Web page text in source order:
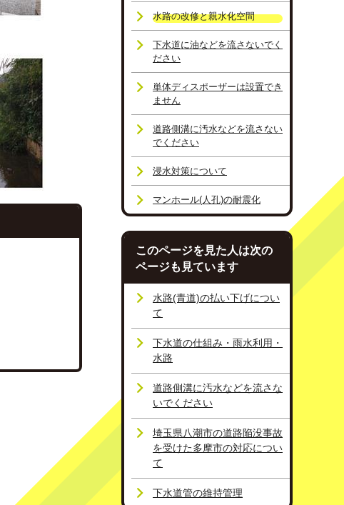
水路の改修と親水化空間
下水道に油などを流さないでく
ださい
単体ディスポーザーは設置でき
ません
道路側溝に汚水などを流さない
でください
浸水対策について
マンホール(人孔)の耐震化
このページを見た人は次の
ページも見ています
水路(青道)の払い下げについ
て
下水道の仕組み・雨水利用・
水路
道路側溝に汚水などを流さな
いでください
埼玉県八潮市の道路陥没事故
を受けた多摩市の対応につい
て
下水道管の維持管理